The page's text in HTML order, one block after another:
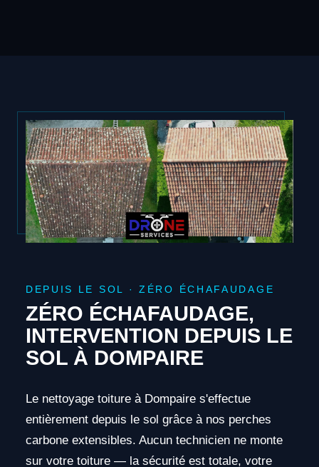
DEPUIS LE SOL · ZÉRO ÉCHAFAUDAGE
ZÉRO ÉCHAFAUDAGE,
INTERVENTION DEPUIS LE
SOL À DOMPAIRE
Le nettoyage toiture à Dompaire s'effectue
entièrement depuis le sol grâce à nos perches
carbone extensibles. Aucun technicien ne monte
sur votre toiture — la sécurité est totale, votre